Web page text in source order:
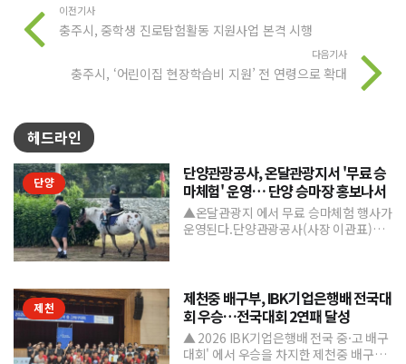
이전기사
충주시, 중학생 진로탐험활동 지원사업 본격 시행
다음기사
충주시, ‘어린이집 현장학습비 지원’ 전 연령으로 확대
헤드라인
단양
단양관광공사, 온달관광지서 '무료 승
마체험' 운영… 단양 승마장 홍보나서
▲온달관광지 에서 무료 승마체험 행사가
운영된다.단양관광공사(사장 이관표)가
제천
제천중 배구부, IBK기업은행배 전국대
회 우승…전국대회 2연패 달성
▲ 2026 IBK기업은행배 전국 중·고 배구
대회' 에서 우승을 차지한 제천중 배구부.